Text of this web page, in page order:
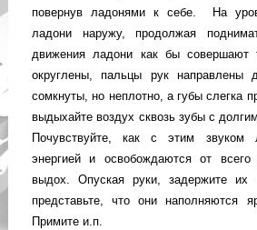
повернув ладонями к себе. На
ладони наружу, продолжая
движения ладони как бы совершают
округлены, пальцы рук направлены
сомкнуты, но неплотно, а губы слегка
выдыхайте воздух сквозь зубы с
Почувствуйте, как с этим звуком
энергией и освобождаются от
выдох. Опуская руки, задержите их
представьте, что они наполняются
Примите и.п.